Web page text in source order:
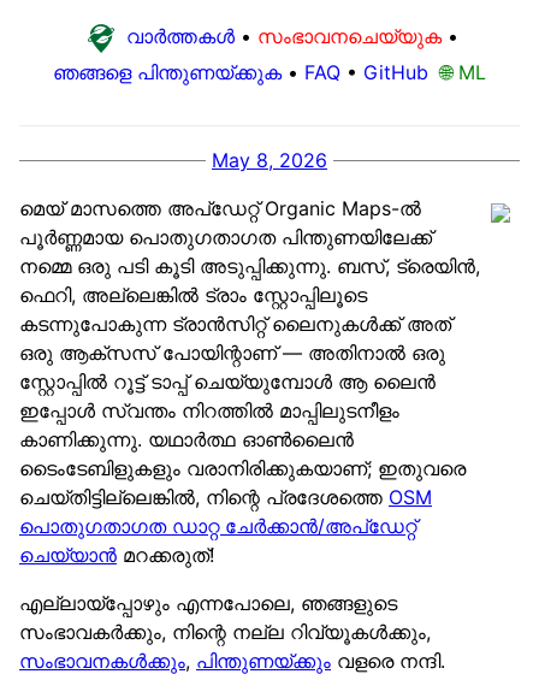
വാർത്തകൾ • സംഭാവനചെയ്യുക •
ഞങ്ങളെ പിന്തുണയ്ക്കുക • FAQ • GitHub 🌐 ML
May 8, 2026
മെയ് മാസത്തെ അപ്ഡേറ്റ് Organic Maps-ൽ
പൂർണ്ണമായ പൊതുഗതാഗത പിന്തുണയിലേക്ക്
നമ്മെ ഒരു പടി കൂടി അടുപ്പിക്കുന്നു. ബസ്, ട്രെയിൻ,
ഫെറി, അല്ലെങ്കിൽ ട്രാം സ്റ്റോപ്പിലൂടെ
കടന്നുപോകുന്ന ട്രാൻസിറ്റ് ലൈനുകൾക്ക് അത്
ഒരു ആക്സസ് പോയിന്റാണ് — അതിനാൽ ഒരു
സ്റ്റോപ്പിൽ റൂട്ട് ടാപ്പ് ചെയ്യുമ്പോൾ ആ ലൈൻ
ഇപ്പോൾ സ്വന്തം നിറത്തിൽ മാപ്പിലുടനീളം
കാണിക്കുന്നു. യഥാർത്ഥ ഓൺലൈൻ
ടൈംടേബിളുകളും വരാനിരിക്കുകയാണ്; ഇതുവരെ
ചെയ്തിട്ടില്ലെങ്കിൽ, നിന്റെ പ്രദേശത്തെ OSM
പൊതുഗതാഗത ഡാറ്റ ചേർക്കാൻ/അപ്ഡേറ്റ്
ചെയ്യാൻ മറക്കരുത്!
എല്ലായ്പ്പോഴും എന്നപോലെ, ഞങ്ങളുടെ
സംഭാവകർക്കും, നിന്റെ നല്ല റിവ്യൂകൾക്കും,
സംഭാവനകൾക്കും, പിന്തുണയ്ക്കും വളരെ നന്ദി.